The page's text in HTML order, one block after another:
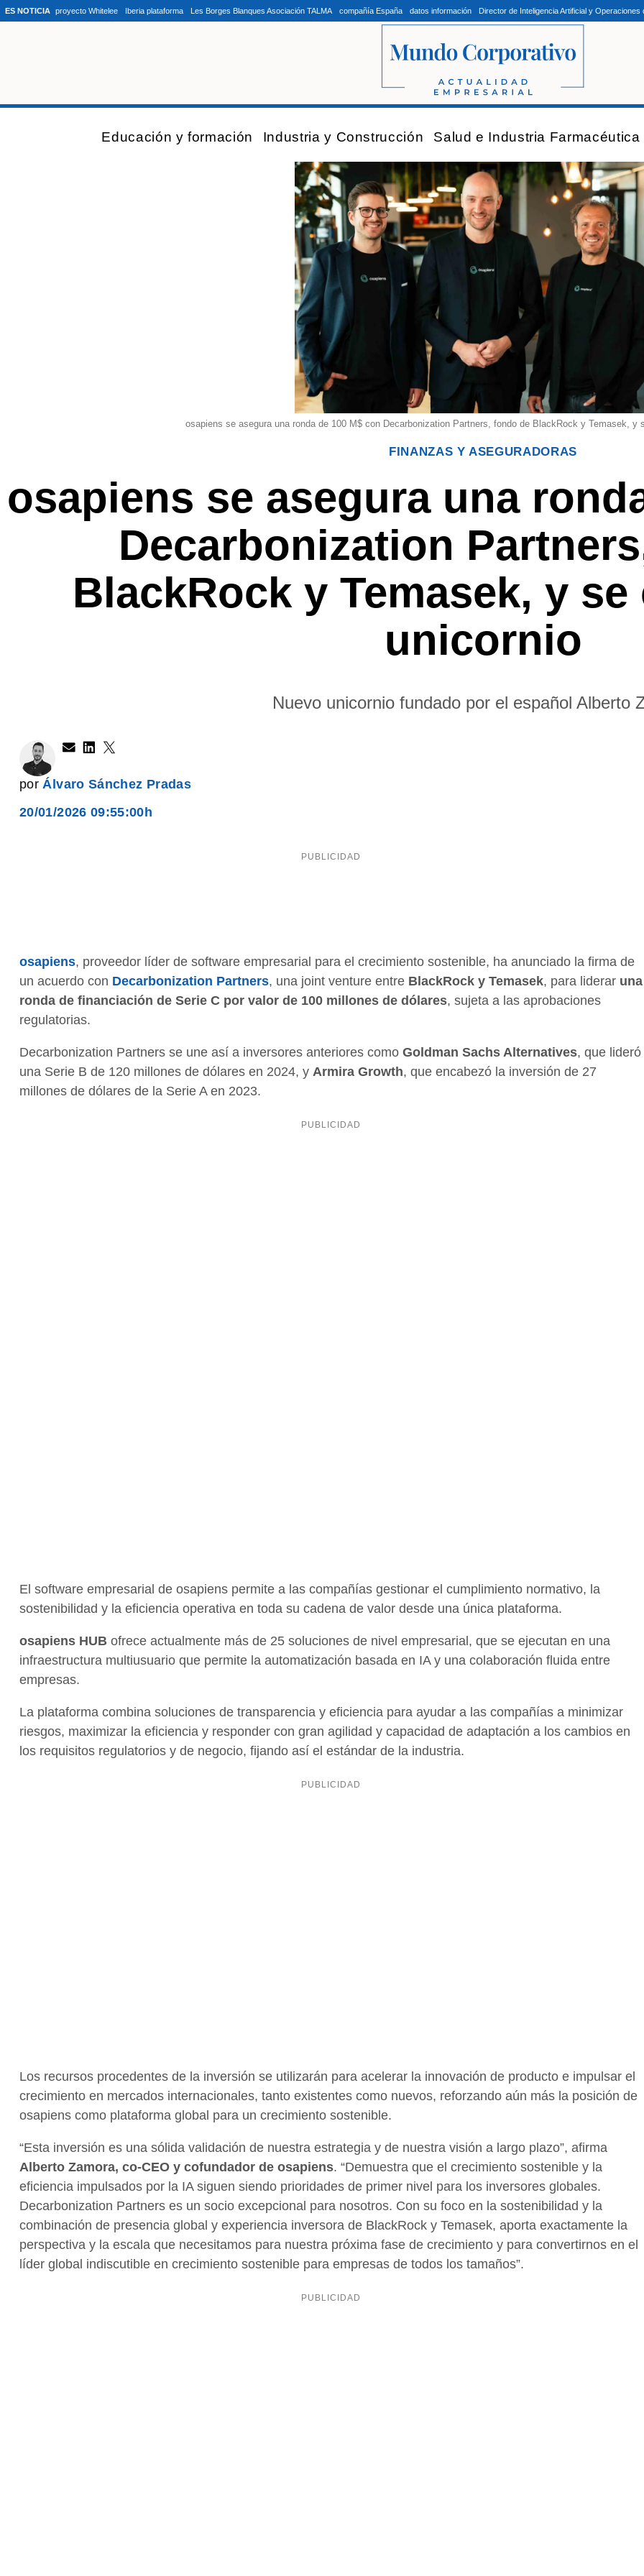
ES NOTICIA proyecto Whitelee Iberia plataforma Les Borges Blanques Asociación TALMA compañía España datos información Director de Inteligencia Artificial y
Educación y formación Industria y Construcción Salud e Industria Farmacéutica
osapiens se asegura una ronda de 100 M$ con Decarbonization Partners, fondo de BlackRock y Temasek, y
FINANZAS Y ASEGURADORAS
osapiens se asegura una
Decarbonization
BlackRock y Temasek, y
unicornio
Nuevo unicornio fundado por el español Alberto
porÁlvaro Sánchez Pradas
20/01/2026 09:55:00h
osapiens, proveedor líder de software empresarial para el crecimiento sostenible, ha anunciado la firma de
un acuerdo con Decarbonization Partners, una joint venture entre BlackRock y Temasek, para liderar una
ronda de financiación de Serie C por valor de 100 millones de dólares, sujeta a las aprobaciones
regulatorias.
Decarbonization Partners se une así a inversores anteriores como Goldman Sachs Alternatives, que lideró
una Serie B de 120 millones de dólares en 2024, y Armira Growth, que encabezó la inversión de 27
millones de dólares de la Serie A en 2023.
El software empresarial de osapiens permite a las compañías gestionar el cumplimiento normativo, la
sostenibilidad y la eficiencia operativa en toda su cadena de valor desde una única plataforma.
osapiens HUB ofrece actualmente más de 25 soluciones de nivel empresarial, que se ejecutan en una
infraestructura multiusuario que permite la automatización basada en IA y una colaboración fluida entre
empresas.
La plataforma combina soluciones de transparencia y eficiencia para ayudar a las compañías a minimizar
riesgos, maximizar la eficiencia y responder con gran agilidad y capacidad de adaptación a los cambios en
los requisitos regulatorios y de negocio, fijando así el estándar de la industria.
Los recursos procedentes de la inversión se utilizarán para acelerar la innovación de producto e impulsar el
crecimiento en mercados internacionales, tanto existentes como nuevos, reforzando aún más la posición de
osapiens como plataforma global para un crecimiento sostenible.
“Esta inversión es una sólida validación de nuestra estrategia y de nuestra visión a largo plazo”, afirma
Alberto Zamora, co-CEO y cofundador de osapiens. “Demuestra que el crecimiento sostenible y la
eficiencia impulsados por la IA siguen siendo prioridades de primer nivel para los inversores globales.
Decarbonization Partners es un socio excepcional para nosotros. Con su foco en la sostenibilidad y la
combinación de presencia global y experiencia inversora de BlackRock y Temasek, aporta exactamente la
perspectiva y la escala que necesitamos para nuestra próxima fase de crecimiento y para convertirnos en el
líder global indiscutible en crecimiento sostenible para empresas de todos los tamaños”.